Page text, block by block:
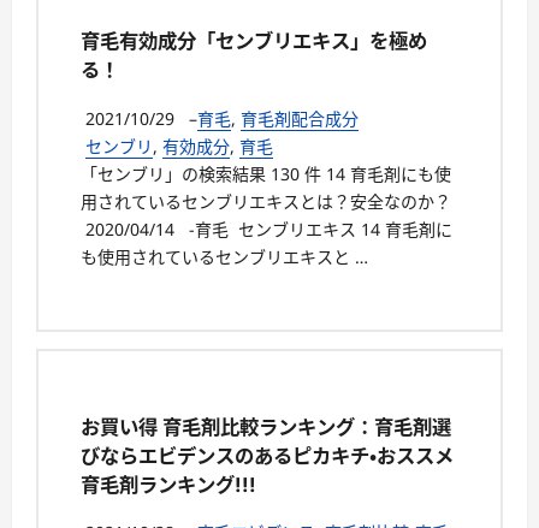
育毛有効成分「センブリエキス」を極め
る！
2021/10/29 –育毛, 育毛剤配合成分
センブリ , 有効成分, 育毛
「センブリ」の検索結果 130 件 14 育毛剤にも使
用されているセンブリエキスとは？安全なのか？
2020/04/14 -育毛 センブリエキス 14 育毛剤に
も使用されているセンブリエキスと …
お買い得 育毛剤比較ランキング：育毛剤選
びならエビデンスのあるピカキチ・おススメ
育毛剤ランキング!!!